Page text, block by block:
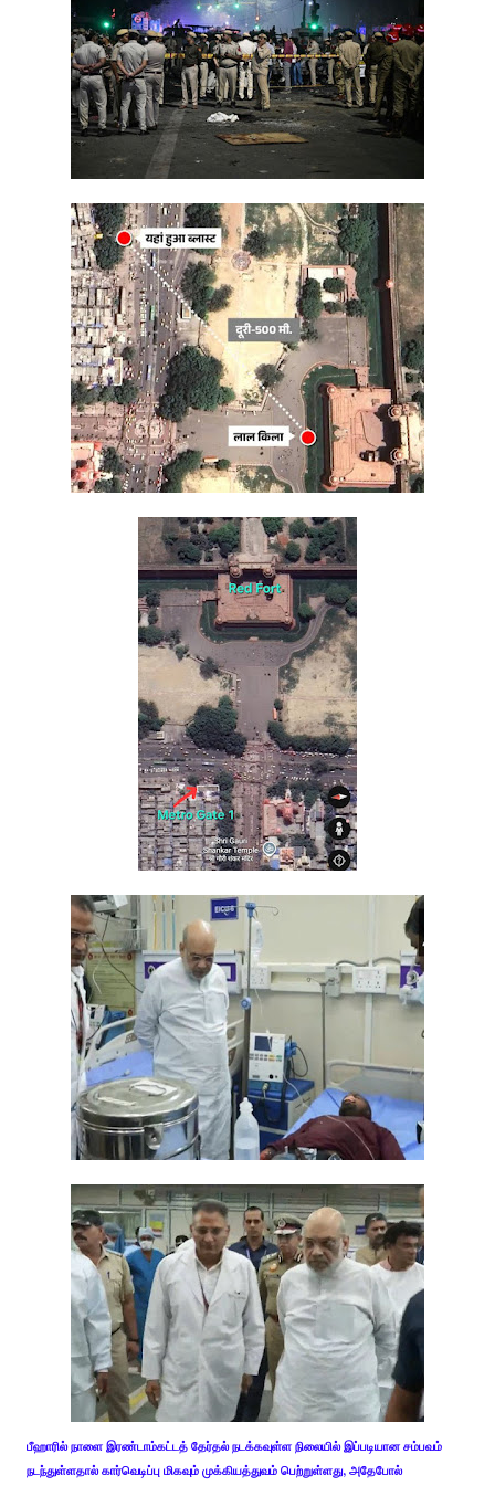
பீஹாரில் நாளை இரண்டாம்கட்டத் தேர்தல் நடக்கவுள்ள நிலையில் இப்படியான சம்பவம்
நடந்துள்ளதால் கார்வெடிப்பு மிகவும் முக்கியத்துவம் பெற்றுள்ளது, அதேபோல்